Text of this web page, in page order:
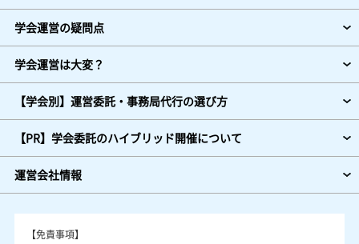
学会運営の疑問点
学会運営は大変？
【学会別】運営委託・事務局代行の選び方
【PR】学会委託のハイブリッド開催について
運営会社情報
【免責事項】